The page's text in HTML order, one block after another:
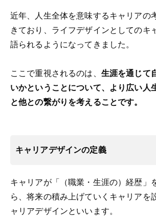
近年、人生全体を意味するキャリアの
きており、ライフデザインとしてのキ
語られるようになってきました。
ここで重視されるのは、 生涯を通じて
いかということについて、より広い人
と他との繋がりを考えることです。
キャリアデザインの定義
キャリアが「（職業・生涯の）経歴」
ら、将来の積み上げていくキャリアを
ャリアデザインといいます。